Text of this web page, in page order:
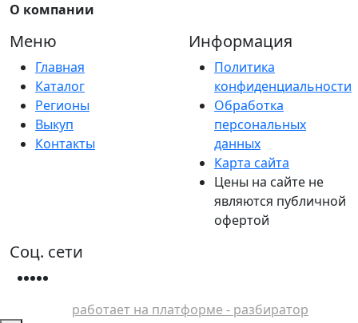
О компании
Меню
Главная
Каталог
Регионы
Выкуп
Контакты
Информация
Политика
конфиденциальности
Обработка
персональных
данных
Карта сайта
Цены на сайте не
являются публичной
офертой
Соц. сети
работает на платформе - разбиратор